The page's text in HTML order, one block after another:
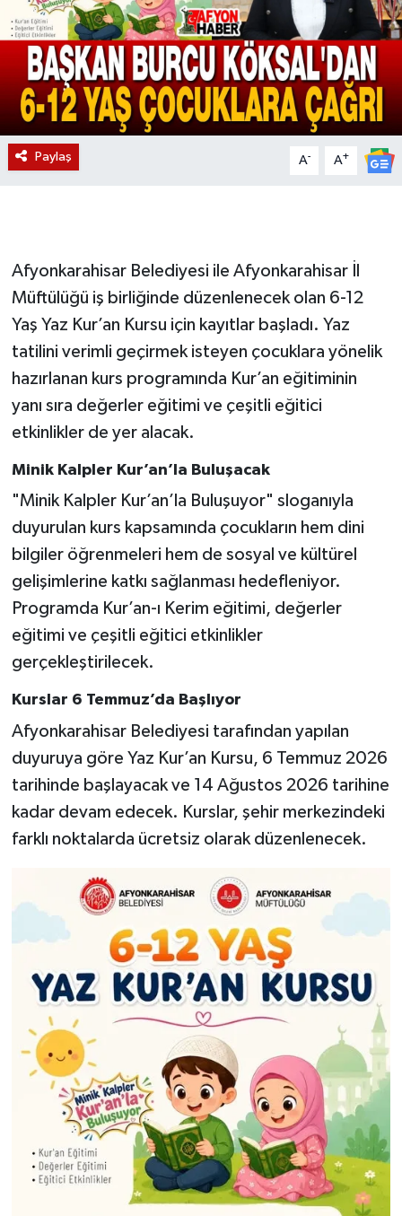
Paylaş A- A+
Afyonkarahisar Belediyesi ile Afyonkarahisar İl
Müftülüğü iş birliğinde düzenlenecek olan 6-12
Yaş Yaz Kur’an Kursu için kayıtlar başladı. Yaz
tatilini verimli geçirmek isteyen çocuklara yönelik
hazırlanan kurs programında Kur’an eğitiminin
yanı sıra değerler eğitimi ve çeşitli eğitici
etkinlikler de yer alacak.
Minik Kalpler Kur’an’la Buluşacak
"Minik Kalpler Kur’an’la Buluşuyor" sloganıyla
duyurulan kurs kapsamında çocukların hem dini
bilgiler öğrenmeleri hem de sosyal ve kültürel
gelişimlerine katkı sağlanması hedefleniyor.
Programda Kur’an-ı Kerim eğitimi, değerler
eğitimi ve çeşitli eğitici etkinlikler
gerçekleştirilecek.
Kurslar 6 Temmuz’da Başlıyor
Afyonkarahisar Belediyesi tarafından yapılan
duyuruya göre Yaz Kur’an Kursu, 6 Temmuz 2026
tarihinde başlayacak ve 14 Ağustos 2026 tarihine
kadar devam edecek. Kurslar, şehir merkezindeki
farklı noktalarda ücretsiz olarak düzenlenecek.